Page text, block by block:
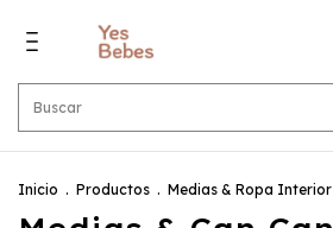
Inicio . Productos . Medias & Ropa Interior